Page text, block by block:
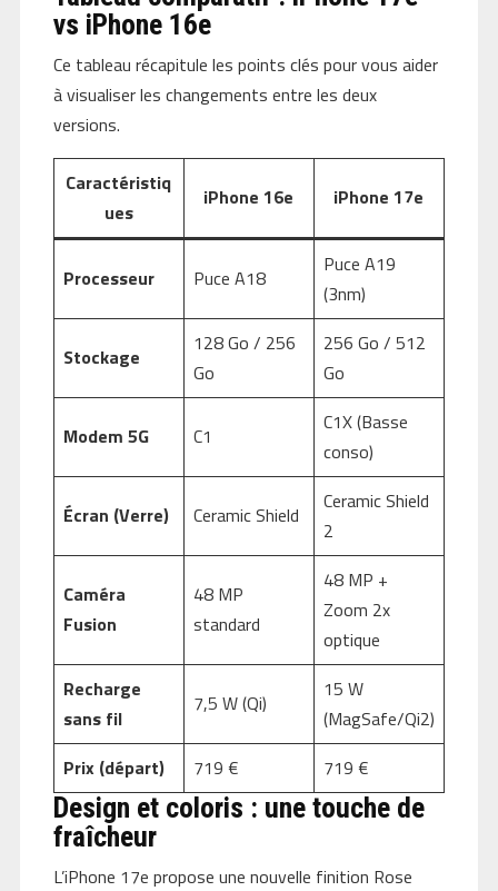
vs iPhone 16e
Ce tableau récapitule les points clés pour vous aider
à visualiser les changements entre les deux
versions.
Caractéristiq
ues
iPhone 16e iPhone 17e
Processeur Puce A18
Puce A19
(3nm)
Stockage
128 Go / 256
Go
256 Go / 512
Go
Modem 5G C1
C1X (Basse
conso)
Écran (Verre) Ceramic Shield
Ceramic Shield
2
Caméra
Fusion
48 MP
standard
48 MP +
Zoom 2x
optique
Recharge
sans fil
7,5 W (Qi)
15 W
(MagSafe/Qi2)
Prix (départ)
719 € 719 €
Design et coloris : une touche de
fraîcheur
L’iPhone 17e propose une nouvelle finition Rose